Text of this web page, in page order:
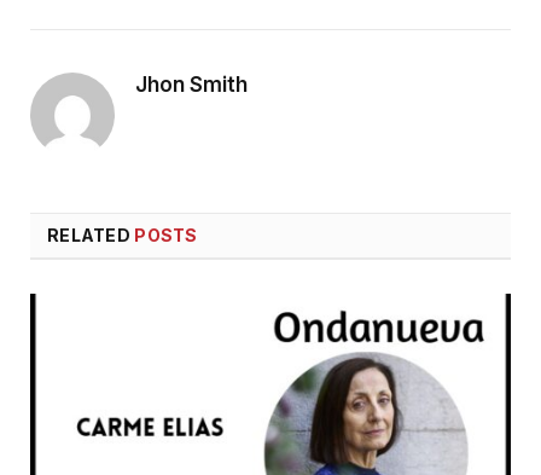
Jhon Smith
RELATED POSTS